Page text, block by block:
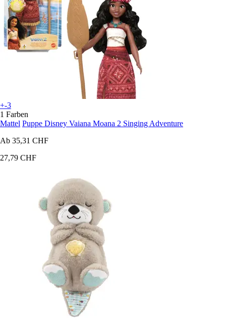
+-3
1 Farben
Mattel Puppe Disney Vaiana Moana 2 Singing Adventure
Ab 35,31 CHF
27,79 CHF